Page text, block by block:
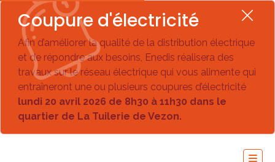
Coupure d'électricité
Afin d’améliorer la qualité de la distribution électrique
et de répondre aux besoins, Enedis réalisera des
travaux sur le réseau électrique qui vous alimente qui
entraîneront une ou plusieurs coupures d’électricité
lundi 20 avril 2026 de 8h30 à 11h30 dans le
quartier de La Tuilerie de Vezon.